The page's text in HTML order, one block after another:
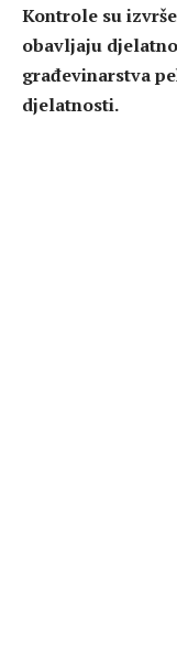
Kontrole su
obavljaju
građevinarstva
djelatnosti.